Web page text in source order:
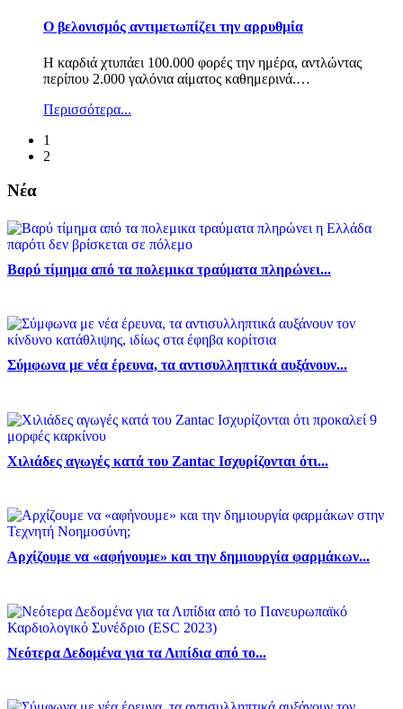
Ο βελονισμός αντιμετωπίζει την αρρυθμία
Η καρδιά χτυπάει 100.000 φορές την ημέρα, αντλώντας
περίπου 2.000 γαλόνια αίματος καθημερινά.…
Περισσότερα...
1
2
Νέα
Βαρύ τίμημα από τα πολεμικα τραύματα πληρώνει...
Σύμφωνα με νέα έρευνα, τα αντισυλληπτικά αυξάνουν...
Χιλιάδες αγωγές κατά του Zantac Ισχυρίζονται ότι...
Αρχίζουμε να «αφήνουμε» και την δημιουργία φαρμάκων...
Νεότερα Δεδομένα για τα Λιπίδια από το...